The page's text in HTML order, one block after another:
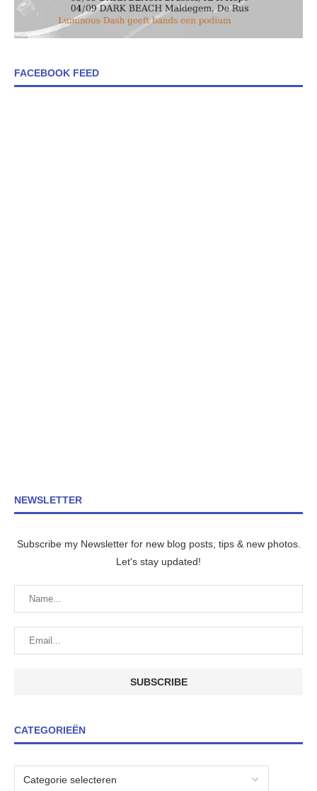
FACEBOOK FEED
NEWSLETTER
Subscribe my Newsletter for new blog posts, tips & new photos.
Let's stay updated!
CATEGORIEËN